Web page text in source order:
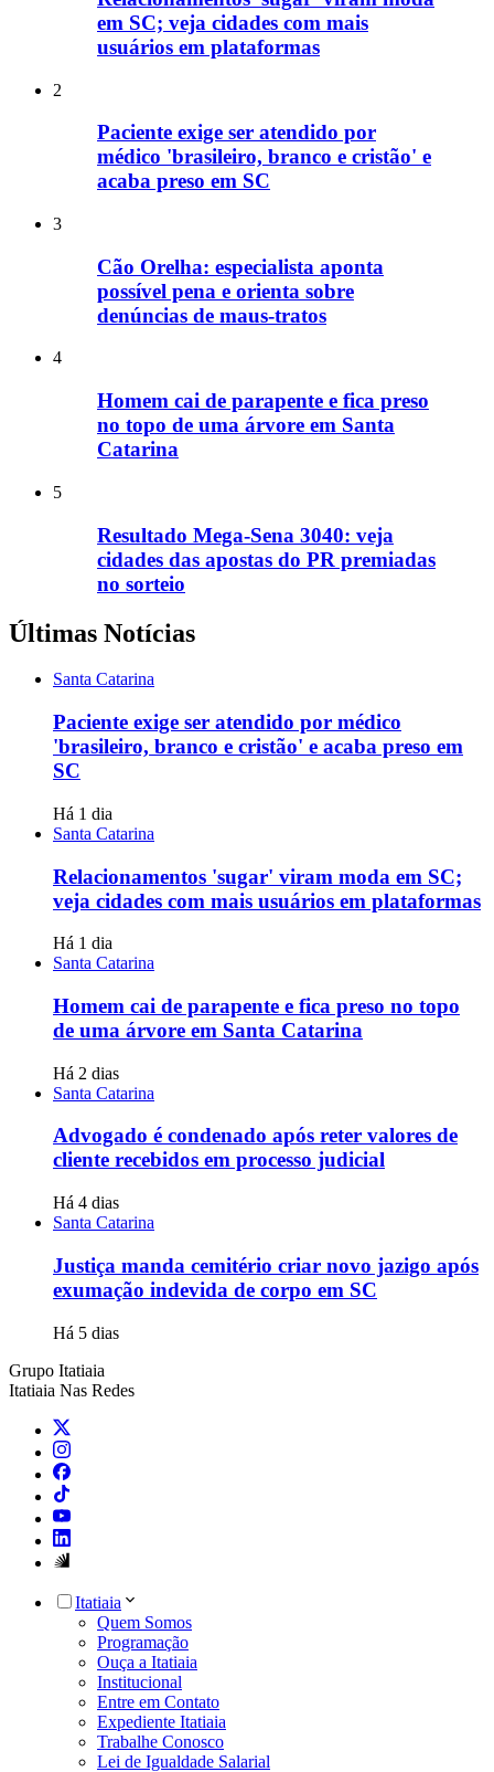
em SC; veja cidades com mais
usuários em plataformas
2
Paciente exige ser atendido por
médico 'brasileiro, branco e cristão' e
acaba preso em SC
3
Cão Orelha: especialista aponta
possível pena e orienta sobre
denúncias de maus-tratos
4
Homem cai de parapente e fica preso
no topo de uma árvore em Santa
Catarina
5
Resultado Mega-Sena 3040: veja
cidades das apostas do PR premiadas
no sorteio
Últimas Notícias
Santa Catarina
Paciente exige ser atendido por médico
'brasileiro, branco e cristão' e acaba preso em
SC
Há 1 dia
Santa Catarina
Relacionamentos 'sugar' viram moda em SC;
veja cidades com mais usuários em plataformas
Há 1 dia
Santa Catarina
Homem cai de parapente e fica preso no topo
de uma árvore em Santa Catarina
Há 2 dias
Santa Catarina
Advogado é condenado após reter valores de
cliente recebidos em processo judicial
Há 4 dias
Santa Catarina
Justiça manda cemitério criar novo jazigo após
exumação indevida de corpo em SC
Há 5 dias
Grupo Itatiaia
Itatiaia Nas Redes
Itatiaia
Quem Somos
Programação
Ouça a Itatiaia
Institucional
Entre em Contato
Expediente Itatiaia
Trabalhe Conosco
Lei de Igualdade Salarial